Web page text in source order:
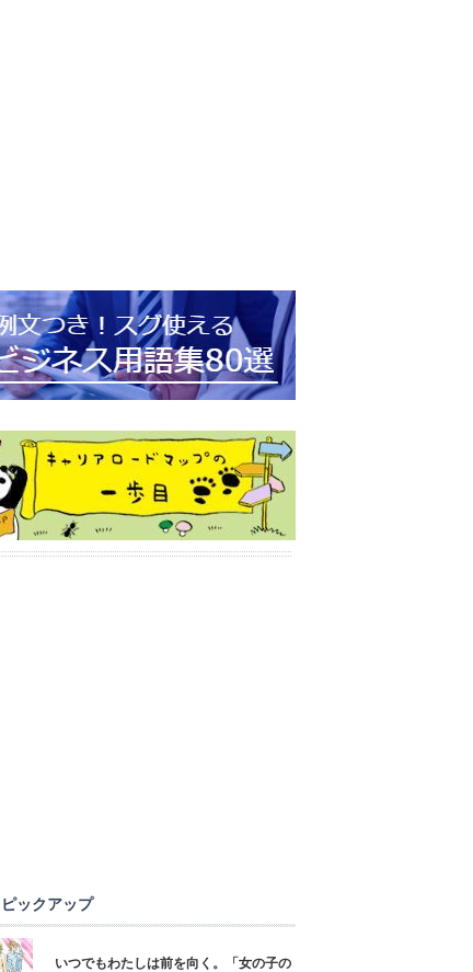
ピックアップ
いつでもわたしは前を向く。「女の子の